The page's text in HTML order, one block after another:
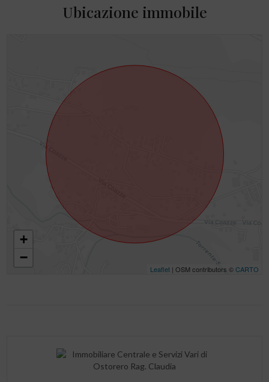
Ubicazione immobile
+
−
Leaflet| OSM contributors ©CARTO